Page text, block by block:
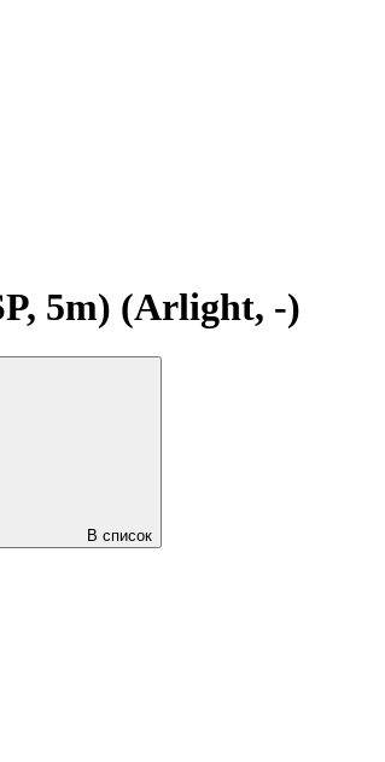
5m) (Arlight, -)
В список